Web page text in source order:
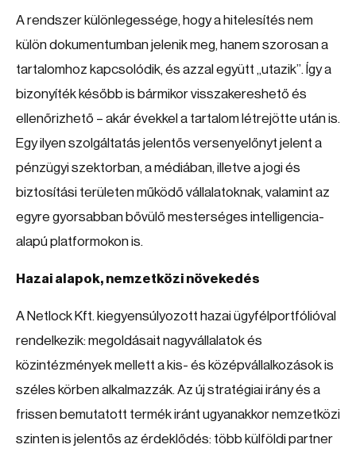
A rendszer különlegessége, hogy a hitelesítés nem
külön dokumentumban jelenik meg, hanem szorosan a
tartalomhoz kapcsolódik, és azzal együtt „utazik”. Így a
bizonyíték később is bármikor visszakereshető és
ellenőrizhető – akár évekkel a tartalom létrejötte után is.
Egy ilyen szolgáltatás jelentős versenyelőnyt jelent a
pénzügyi szektorban, a médiában, illetve a jogi és
biztosítási területen működő vállalatoknak, valamint az
egyre gyorsabban bővülő mesterséges intelligencia-
alapú platformokon is.
Hazai alapok, nemzetközi növekedés
A Netlock Kft. kiegyensúlyozott hazai ügyfélportfólióval
rendelkezik: megoldásait nagyvállalatok és
közintézmények mellett a kis- és középvállalkozások is
széles körben alkalmazzák. Az új stratégiai irány és a
frissen bemutatott termék iránt ugyanakkor nemzetközi
szinten is jelentős az érdeklődés: több külföldi partner